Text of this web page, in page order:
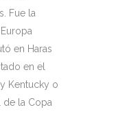
Fue la
en Haras
en el
Kentucky o
de la Copa